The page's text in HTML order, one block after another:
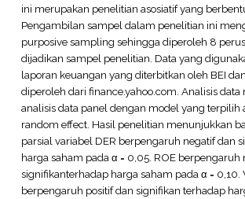
ini merupakan penelitian asosiatif yang
Pengambilan sampel dalam penelitian ini
purposive sampling sehingga diperoleh 8
dijadikan sampel penelitian. Data yang
laporan keuangan yang diterbitkan oleh BEI
diperoleh dari finance.yahoo.com. Analisis
analisis data panel dengan model yang terpilih
random effect. Hasil penelitian menunjukkan
parsial variabel DER berpengaruh negatif dan
harga saham pada α = 0,05. ROE berpengaruh
signifikanterhadap harga saham pada α = 0,10.
berpengaruh positif dan signifikan terhadap